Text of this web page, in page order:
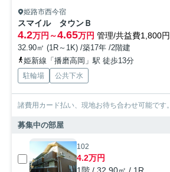
姫路市西今宿
スマイル タウンＢ
4.2万円～4.65万円 管理/共益費1,800円
32.90㎡ (1R～1K) /築17年 /2階建
姫新線「播磨高岡」駅 徒歩13分
駐輪場 公共下水
諸費用カード払い、現地お待ち合わせ可能です。
募集中の部屋
102
4.2万円